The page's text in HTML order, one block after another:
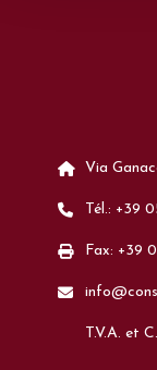
Via
Tél.: +39
Fax: +39
T.V.A. et